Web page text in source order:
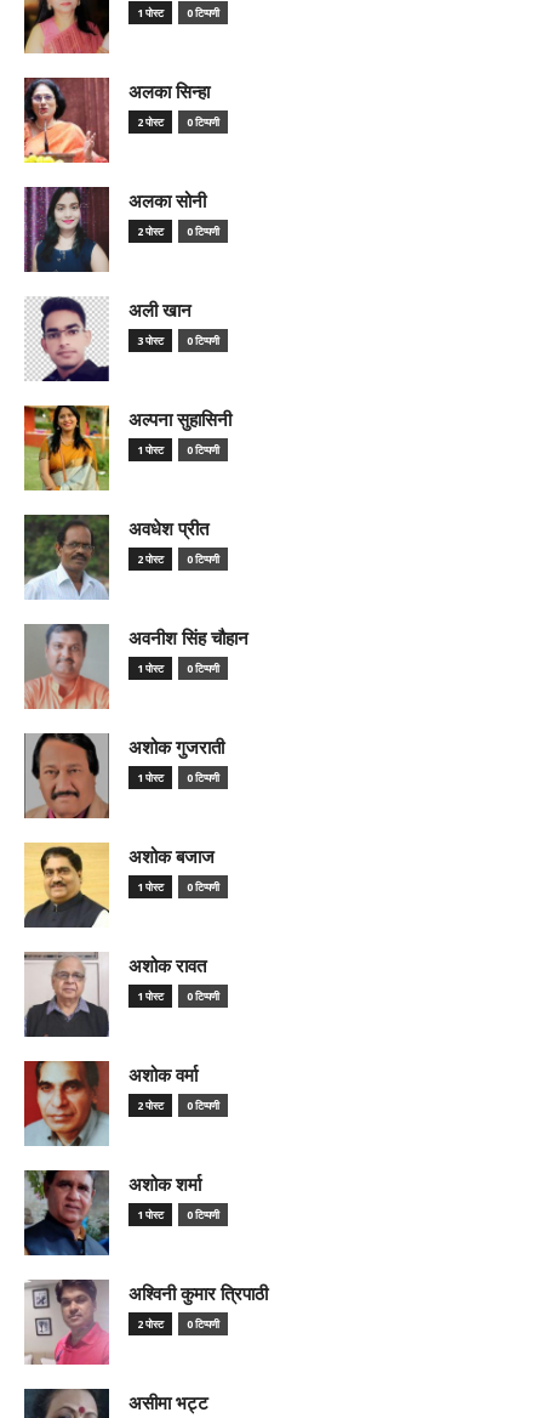
1 पोस्ट 0 टिप्पणी
अलका सिन्हा
2 पोस्ट 0 टिप्पणी
अलका सोनी
2 पोस्ट 0 टिप्पणी
अली खान
3 पोस्ट 0 टिप्पणी
अल्पना सुहासिनी
1 पोस्ट 0 टिप्पणी
अवधेश प्रीत
2 पोस्ट 0 टिप्पणी
अवनीश सिंह चौहान
1 पोस्ट 0 टिप्पणी
अशोक गुजराती
1 पोस्ट 0 टिप्पणी
अशोक बजाज
1 पोस्ट 0 टिप्पणी
अशोक रावत
1 पोस्ट 0 टिप्पणी
अशोक वर्मा
2 पोस्ट 0 टिप्पणी
अशोक शर्मा
1 पोस्ट 0 टिप्पणी
अश्विनी कुमार त्रिपाठी
2 पोस्ट 0 टिप्पणी
असीमा भट्ट